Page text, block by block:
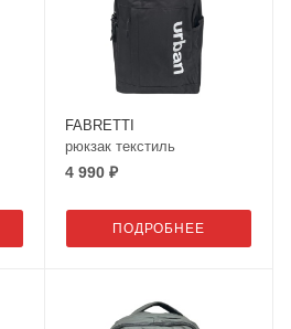
FABRETTI
рюкзак текстиль
4 990 ₽
ПОДРОБНЕЕ